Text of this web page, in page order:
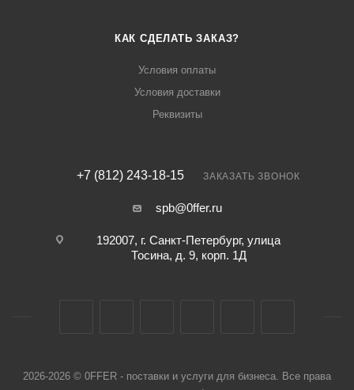
КАК СДЕЛАТЬ ЗАКАЗ?
Условия оплаты
Условия доставки
Реквизиты
+7 (812) 243-18-15 ЗАКАЗАТЬ ЗВОНОК
spb@0ffer.ru
192007, г. Санкт-Петербург, улица
Тосина, д. 9, корп. 1Д
2026-2026 © 0FFER - поставки и услуги для бизнеса. Все права